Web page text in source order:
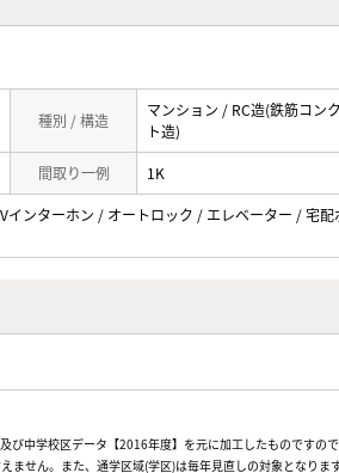
種別 / 構造
マンション / RC造(鉄筋コン
ト造)
間取り一例 1K
ンターホン / オートロック / エレベーター / 宅配
び中学校区データ【2016年度】を元に加工したものですの
ません。また、通学区域(学区)は毎年見直しの対象となりま